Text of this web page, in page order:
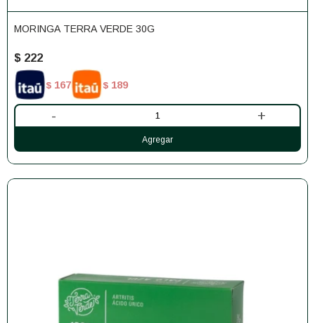
MORINGA TERRA VERDE 30G
$ 222
$ 167 $ 189
- +